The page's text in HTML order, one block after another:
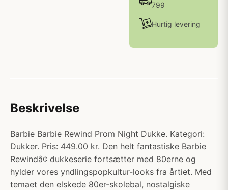
799
Hurtig levering
Beskrivelse
Barbie Barbie Rewind Prom Night Dukke. Kategori:
Dukker. Pris: 449.00 kr. Den helt fantastiske Barbie
Rewindâ¢ dukkeserie fortsætter med 80erne og
hylder vores yndlingspopkultur-looks fra årtiet. Med
temaet den elskede 80er-skolebal, nostalgiske